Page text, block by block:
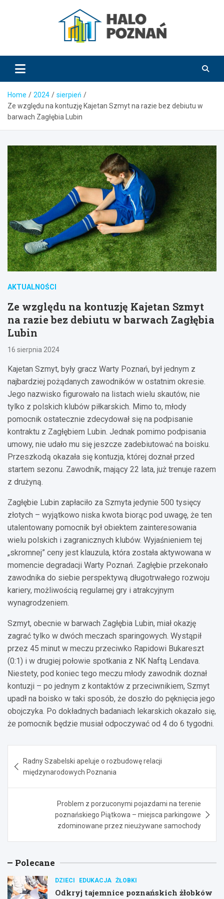
HaloPoznań.pl
Home 2024
sierpień
Ze względu na kontuzję Kajetan Szmyt na razie bez debiutu w
barwach Zagłębia Lubin
AKTUALNOŚCI
Ze względu na kontuzję Kajetan Szmyt
na razie bez debiutu w barwach Zagłębia
Lubin
16 sierpnia 2024
Kajetan Szmyt, były gracz Warty Poznań, był jednym z
najbardziej pożądanych zawodników w ostatnim okresie.
Jego nazwisko figurowało na listach wielu skautów, nie
tylko z polskich klubów piłkarskich. Mimo to, młody
pomocnik ostatecznie zdecydował się na podpisanie
kontraktu z Zagłębiem Lubin. Jednak pomimo podpisania
umowy, nie udało mu się jeszcze zadebiutować na boisku.
Przeszkodą okazała się kontuzja, której doznał przed
startem sezonu. Zawodnik, mający 22 lata, już trenuje razem
z drużyną.
Zagłębie Lubin zapłaciło za Szmyta jedynie 500 tysięcy
złotych – wyjątkowo niska kwota biorąc pod uwagę, że ten
utalentowany pomocnik był obiektem zainteresowania
wielu polskich i zagranicznych klubów. Wyjaśnieniem tej
„skromnej” ceny jest klauzula, która została aktywowana w
momencie degradacji Warty Poznań. Zagłębie przekonało
zawodnika do siebie perspektywą długotrwałego rozwoju
kariery, możliwością regularnej gry i atrakcyjnym
wynagrodzeniem.
Szmyt, obecnie w barwach Zagłębia Lubin, miał okazję
zagrać tylko w dwóch meczach sparingowych. Wystąpił
przez 45 minut w meczu przeciwko Rapidowi Bukareszt
(0:1) i w drugiej połowie spotkania z NK Naftą Lendava.
Niestety, pod koniec tego meczu młody zawodnik doznał
kontuzji – po jednym z kontaktów z przeciwnikiem, Szmyt
upadł na boisko w taki sposób, że doszło do pęknięcia jego
obojczyka. Po dokładnych badaniach lekarskich okazało się,
że pomocnik będzie musiał odpoczywać od 4 do 6 tygodni.
wpisu
Radny Szabelski apeluje o rozbudowę relacji
międzynarodowych Poznania
Problem z porzuconymi pojazdami na terenie
poznańskiego Piątkowa – miejsca parkingowe
zdominowane przez nieużywane samochody
Polecane
DZIECI EDUKACJA ŻŁOBKI
Odkryj tajemnice poznańskich żłobków